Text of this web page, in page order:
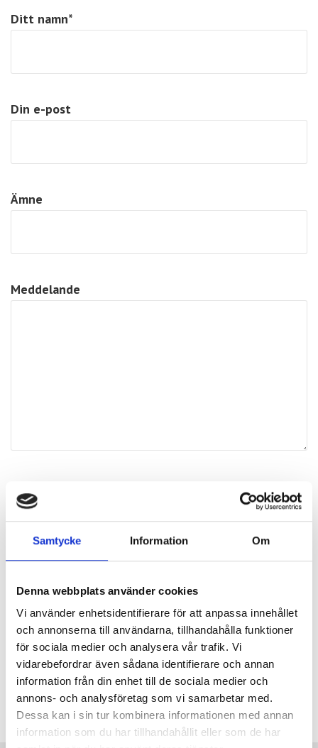
Samtycke Information Om
Denna webbplats använder cookies
Vi använder enhetsidentifierare för att anpassa innehållet
och annonserna till användarna, tillhandahålla funktioner
för sociala medier och analysera vår trafik. Vi
vidarebefordrar även sådana identifierare och annan
information från din enhet till de sociala medier och
annons- och analysföretag som vi samarbetar med.
Dessa kan i sin tur kombinera informationen med annan
information som du har tillhandahållit eller som de har
Hitta hit
Personal
Lediga jobb
Ditt namn*
Din e-post
Ämne
Meddelande